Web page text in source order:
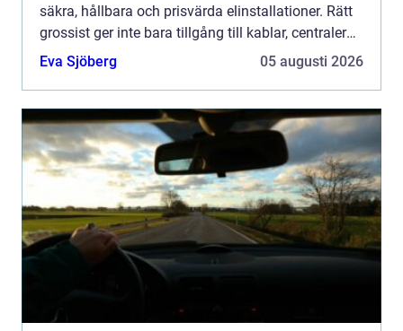
säkra, hållbara och prisvärda elinstallationer. Rätt
grossist ger inte bara tillgång till kablar, centraler
och be...
Eva Sjöberg 05 augusti 2026